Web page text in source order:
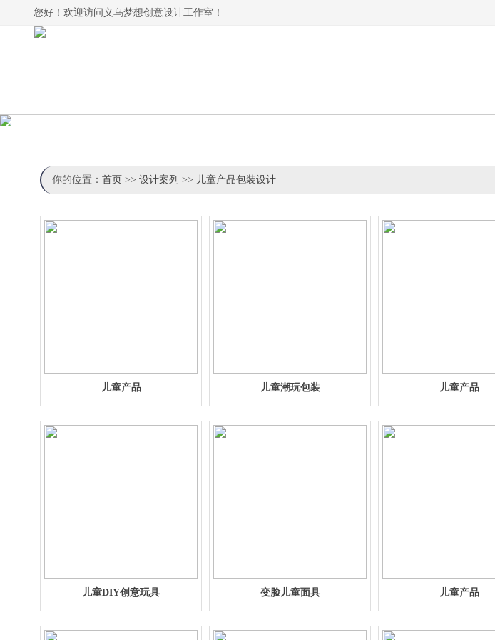
您好！欢迎访问义乌梦想创意设计工作室！
你的位置： 首页 >> 设计案列 >> 儿童产品包装设计
儿童产品 儿童潮玩包装 儿童产品
儿童DIY创意玩具 变脸儿童面具 儿童产品